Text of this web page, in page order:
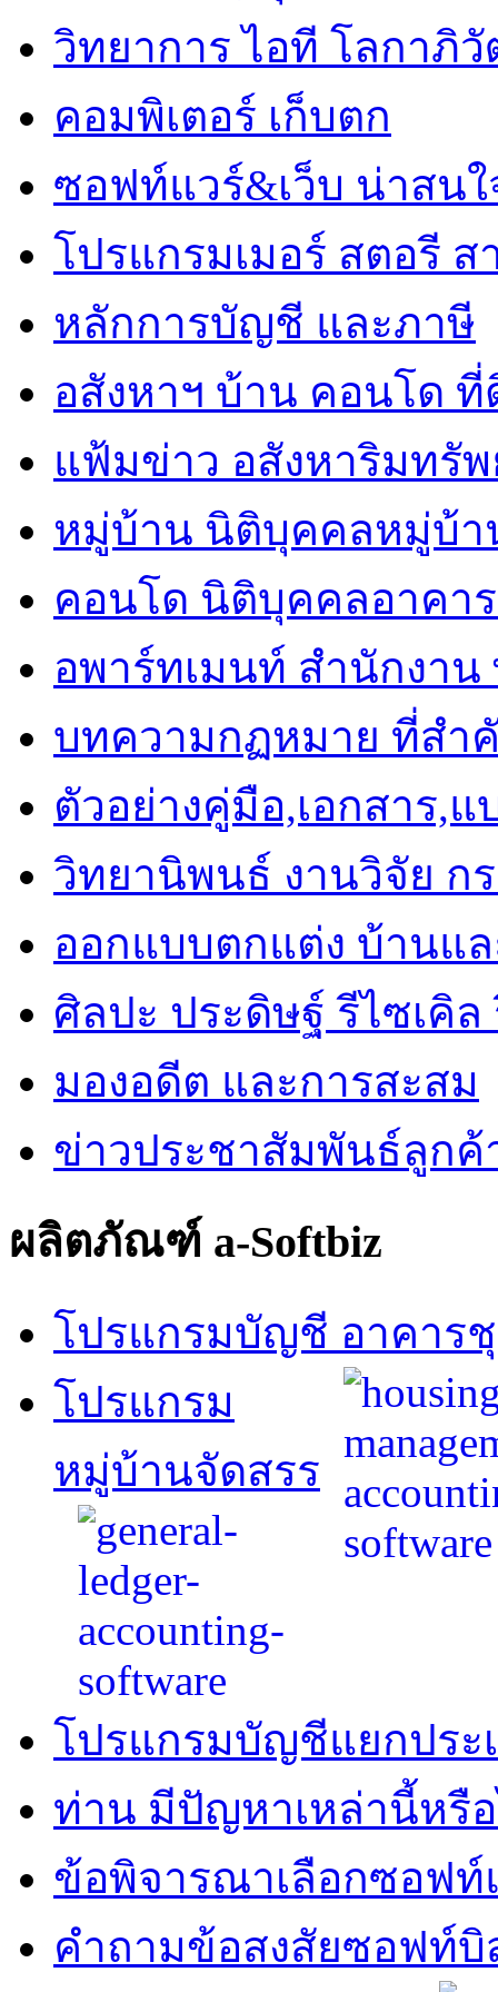
วิทยาการ ไอที โลกาภิ
คอมพิเตอร์ เก็บตก
ซอฟท์แวร์&เว็บ น่าสนใ
โปรแกรมเมอร์ สตอรี ส
หลักการบัญชี และภาษี
อสังหาฯ บ้าน คอนโด
แฟ้มข่าว อสังหาริมทรั
หมู่บ้าน นิติบุคคลหมู่บ้า
คอนโด นิติบุคคลอาคา
อพาร์ทเมนท์ สำนักงาน
บทความกฏหมาย ที่สำ
ตัวอย่างคู่มือ,เอกสาร,
วิทยานิพนธ์ งานวิจัย ก
ออกแบบตกแต่ง บ้านแ
ศิลปะ ประดิษฐ์ รีไซเคิล
มองอดีต และการสะสม
ข่าวประชาสัมพันธ์ลูก
ผลิตภัณฑ์ a-Softbiz
โปรแกรมบัญชี อาคาร
โปรแกรม
หมู่บ้านจัดสรร
โปรแกรมบัญชีแยกประ
ท่าน มีปัญหาเหล่านี้หรื
ข้อพิจารณาเลือกซอฟท์
คำถามข้อสงสัยซอฟท์บิ